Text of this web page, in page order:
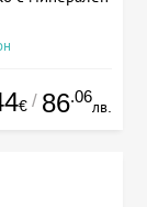
€ / 86.06
лв.